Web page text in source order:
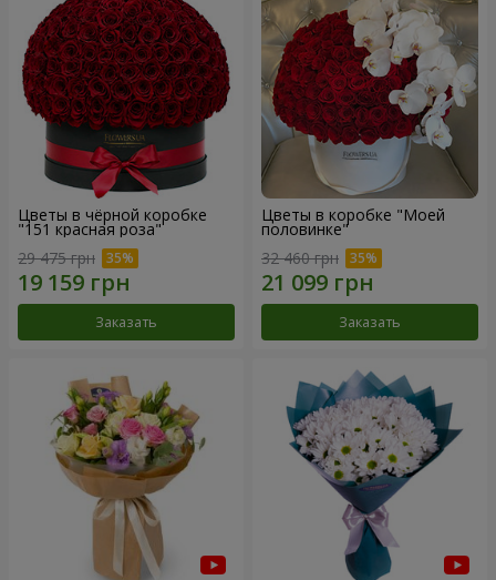
Цветы в чёрной коробке
"151 красная роза"
29 475 грн
Заказать
Цветы в коробке "Моей
половинке"
32 460 грн
Заказать